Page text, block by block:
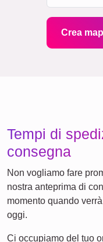
Crea
Tempi di
consegna
Non vogliamo fare
nostra anteprima di
momento quando
oggi.
Ci occupiamo del tuo